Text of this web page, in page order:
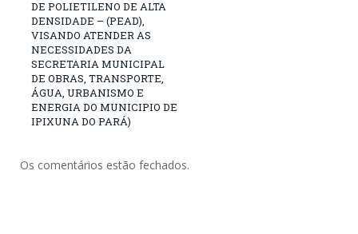
DE POLIETILENO DE ALTA
DENSIDADE – (PEAD),
VISANDO ATENDER AS
NECESSIDADES DA
SECRETARIA MUNICIPAL
DE OBRAS, TRANSPORTE,
ÁGUA, URBANISMO E
ENERGIA DO MUNICIPIO DE
IPIXUNA DO PARÁ)
Os comentários estão fechados.